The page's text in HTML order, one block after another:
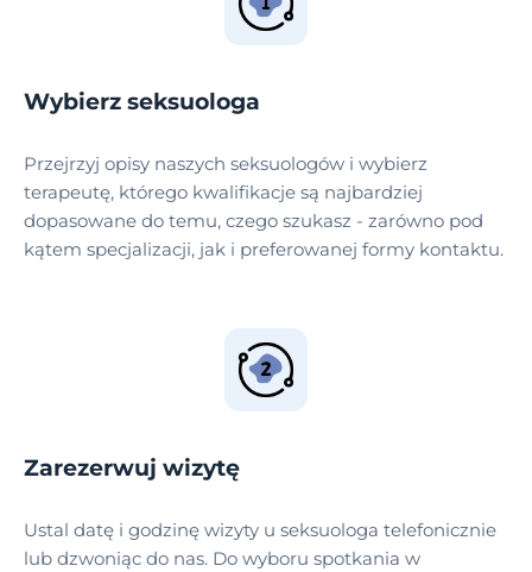
Wybierz seksuologa
Przejrzyj opisy naszych seksuologów i wybierz
terapeutę, którego kwalifikacje są najbardziej
dopasowane do temu, czego szukasz - zarówno pod
kątem specjalizacji, jak i preferowanej formy kontaktu.
Zarezerwuj wizytę
Ustal datę i godzinę wizyty u seksuologa telefonicznie
lub dzwoniąc do nas. Do wyboru spotkania w